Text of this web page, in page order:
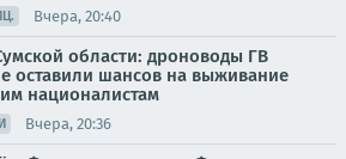
Вчера, 20:40
области: дроноводы ГВ
оставили шансов на выживание
националистам
Вчера, 20:36